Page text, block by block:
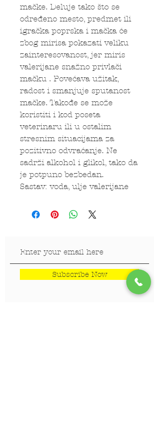
mačke. Deluje tako što se
određeno mesto, predmet ili
igračka poprska i mačka će
zbog mirisa pokazati veliku
zainteresovanost, jer miris
valerijane snažno privlači
mačku . Povećava užitak,
radost i smanjuje sputanost
mačke. Takođe se može
koristiti i kod poseta
veterinaru ili u ostalim
stresnim situacijama za
pozitivno odvraćanje. Ne
sadrži alkohol i glikol, tako da
je potpuno bezbedan.
Sastav: voda, ulje valerijane
Subscribe Now